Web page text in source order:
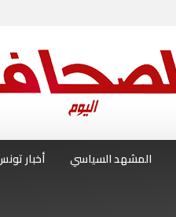
المشهد السياسي أخبار